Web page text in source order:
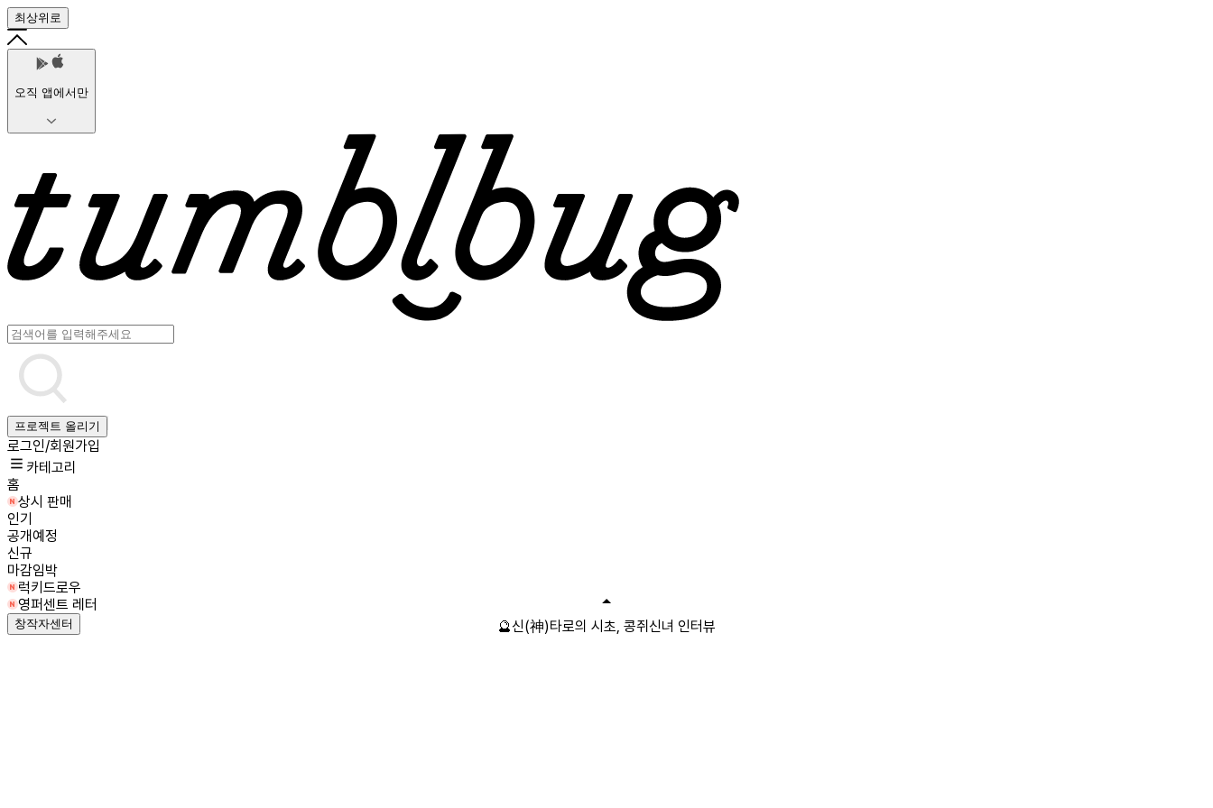
최상위로
오직 앱에서만
프로젝트 올리기
로그인/회원가입
카테고리
홈
상시 판매
인기
공개예정
신규
마감임박
럭키드로우
영퍼센트 레터
창작자센터 🔮신(神)타로의 시초, 콩쥐신녀 인터뷰